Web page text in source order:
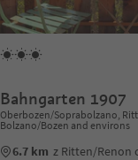
Bahngarten 1907
Oberbozen/Soprabolzano,
Bolzano/Bozen and environs
6.7 km z Ritten/Renon